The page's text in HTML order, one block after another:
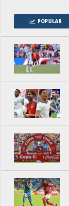
POPULAR